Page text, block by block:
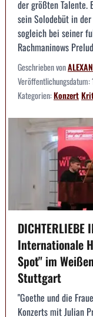
der größten Talente.
sein Solodebüt in
sogleich bei seiner
Rachmaninows
Geschrieben von
Veröffentlichungsdatum:
Kategorien:Konzert
DICHTERLIEBE
Internationale
Spot" im
Stuttgart
"Goethe und die
Konzerts mit Julian